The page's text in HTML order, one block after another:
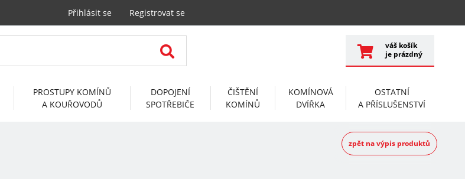
Přihlásit se Registrovat se
váš košík
je prázdný
PROSTUPY KOMÍNŮ
A KOUŘOVODŮ
DOPOJENÍ
SPOTŘEBIČE
ČIŠTĚNÍ
KOMÍNŮ
KOMÍNOVÁ
DVÍŘKA
OSTATNÍ
A PŘÍSLUŠENSTVÍ
zpět na výpis produktů